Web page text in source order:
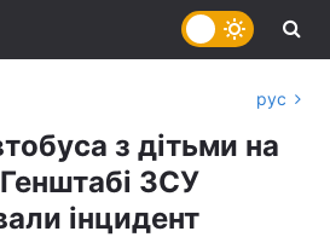
рус
з дітьми на
ЗСУ
інцидент